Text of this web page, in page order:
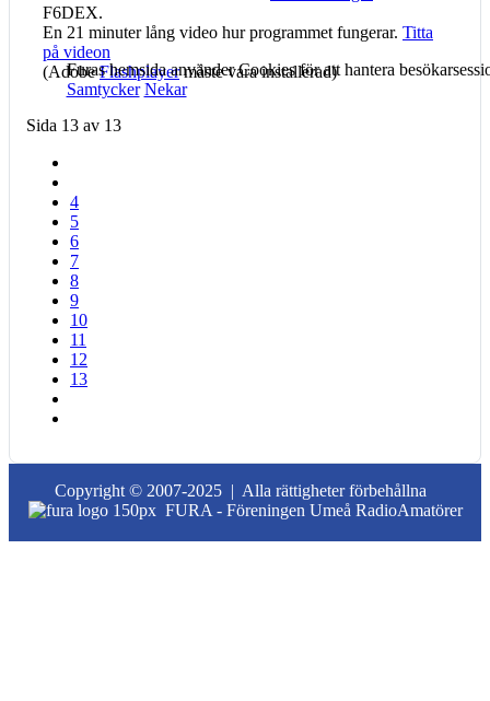
F6DEX.
En 21 minuter lång video hur programmet fungerar. Titta
på videon
(AdobeFlashplayermåste vara installerad)
Sida 13 av 13
4
5
6
7
8
9
10
11
12
13
Copyright © 2007-2025 | Alla rättigheter förbehållna
FURA - Föreningen Umeå RadioAmatörer
Furas hemsida använder Cookies för att hantera
Samtycker Nekar